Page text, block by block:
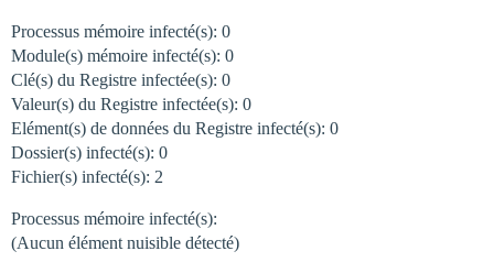
Processus mémoire infecté(s): 0
Module(s) mémoire infecté(s): 0
Clé(s) du Registre infectée(s): 0
Valeur(s) du Registre infectée(s): 0
Elément(s) de données du Registre infecté(s): 0
Dossier(s) infecté(s): 0
Fichier(s) infecté(s): 2
Processus mémoire infecté(s):
(Aucun élément nuisible détecté)